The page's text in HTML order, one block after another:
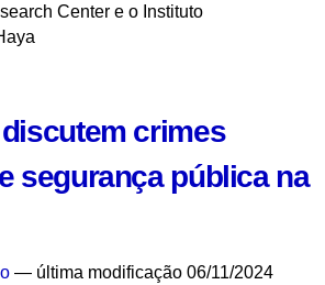
Center e o Instituto
crimes
segurança pública na
— última modificação 06/11/2024